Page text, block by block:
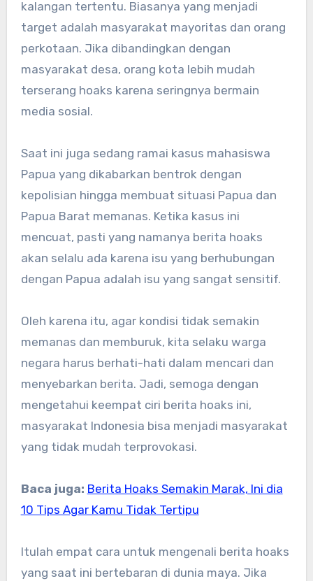
kalangan tertentu. Biasanya yang menjadi
target adalah masyarakat mayoritas dan orang
perkotaan. Jika dibandingkan dengan
masyarakat desa, orang kota lebih mudah
terserang hoaks karena seringnya bermain
media sosial.
Saat ini juga sedang ramai kasus mahasiswa
Papua yang dikabarkan bentrok dengan
kepolisian hingga membuat situasi Papua dan
Papua Barat memanas. Ketika kasus ini
mencuat, pasti yang namanya berita hoaks
akan selalu ada karena isu yang berhubungan
dengan Papua adalah isu yang sangat sensitif.
Oleh karena itu, agar kondisi tidak semakin
memanas dan memburuk, kita selaku warga
negara harus berhati-hati dalam mencari dan
menyebarkan berita. Jadi, semoga dengan
mengetahui keempat ciri berita hoaks ini,
masyarakat Indonesia bisa menjadi masyarakat
yang tidak mudah terprovokasi.
Baca juga: Berita Hoaks Semakin Marak, Ini dia
10 Tips Agar Kamu Tidak Tertipu
Itulah empat cara untuk mengenali berita hoaks
yang saat ini bertebaran di dunia maya. Jika